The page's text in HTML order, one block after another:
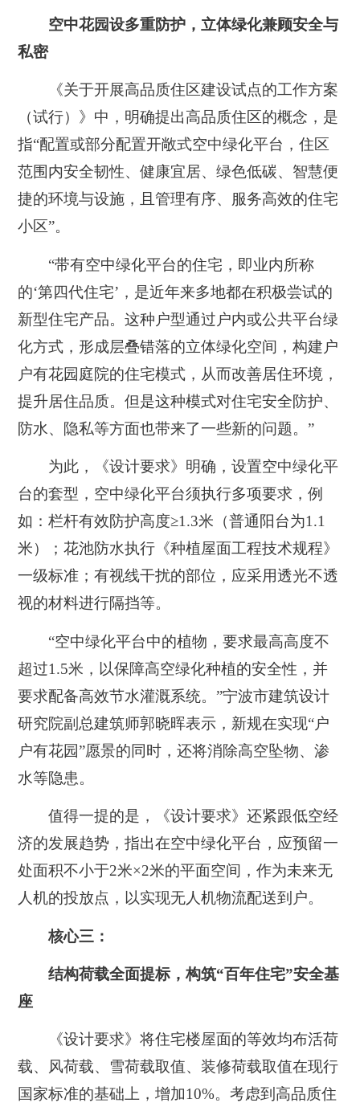
空中花园设多重防护，立体绿化兼顾安全与
私密
《关于开展高品质住区建设试点的工作方案
（试行）》中，明确提出高品质住区的概念，是
指“配置或部分配置开敞式空中绿化平台，住区
范围内安全韧性、健康宜居、绿色低碳、智慧便
捷的环境与设施，且管理有序、服务高效的住宅
小区”。
“带有空中绿化平台的住宅，即业内所称
的‘第四代住宅’，是近年来多地都在积极尝试的
新型住宅产品。这种户型通过户内或公共平台绿
化方式，形成层叠错落的立体绿化空间，构建户
户有花园庭院的住宅模式，从而改善居住环境，
提升居住品质。但是这种模式对住宅安全防护、
防水、隐私等方面也带来了一些新的问题。”
为此，《设计要求》明确，设置空中绿化平
台的套型，空中绿化平台须执行多项要求，例
如：栏杆有效防护高度≥1.3米（普通阳台为1.1
米）；花池防水执行《种植屋面工程技术规程》
一级标准；有视线干扰的部位，应采用透光不透
视的材料进行隔挡等。
“空中绿化平台中的植物，要求最高高度不
超过1.5米，以保障高空绿化种植的安全性，并
要求配备高效节水灌溉系统。”宁波市建筑设计
研究院副总建筑师郭晓晖表示，新规在实现“户
户有花园”愿景的同时，还将消除高空坠物、渗
水等隐患。
值得一提的是，《设计要求》还紧跟低空经
济的发展趋势，指出在空中绿化平台，应预留一
处面积不小于2米×2米的平面空间，作为未来无
人机的投放点，以实现无人机物流配送到户。
核心三：
结构荷载全面提标，构筑“百年住宅”安全基
座
《设计要求》将住宅楼屋面的等效均布活荷
载、风荷载、雪荷载取值、装修荷载取值在现行
国家标准的基础上，增加10%。考虑到高品质住